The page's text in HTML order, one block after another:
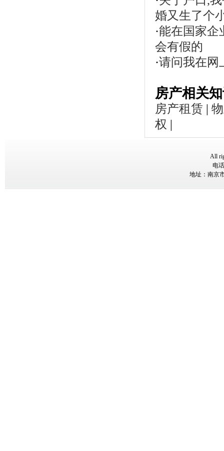
婚又生了个
·能在国家企
会有假的
·请问我在网
房产相关
房产租赁 |
权 |
All
电
地址：南京